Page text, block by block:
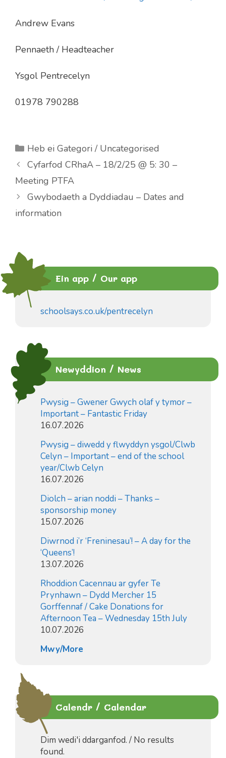
Andrew Evans
Pennaeth / Headteacher
Ysgol Pentrecelyn
01978 790288
Categories
Heb ei Gategori / Uncategorised
Cyfarfod CRhaA – 18/2/25 @ 5: 30 –
Meeting PTFA
Gwybodaeth a Dyddiadau – Dates and
information
Ein app / Our app
schoolsays.co.uk/pentrecelyn
Newyddion / News
Pwysig – Gwener Gwych olaf y tymor –
Important – Fantastic Friday
16.07.2026
Pwysig – diwedd y flwyddyn ysgol/Clwb
Celyn – Important – end of the school
year/Clwb Celyn
16.07.2026
Diolch – arian noddi – Thanks –
sponsorship money
15.07.2026
Diwrnod i’r ‘Freninesau’! – A day for the
‘Queens’!
13.07.2026
Rhoddion Cacennau ar gyfer Te
Prynhawn – Dydd Mercher 15
Gorffennaf / Cake Donations for
Afternoon Tea – Wednesday 15th July
10.07.2026
Mwy/More
Calendr / Calendar
Dim wedi'i ddarganfod. / No results
found.